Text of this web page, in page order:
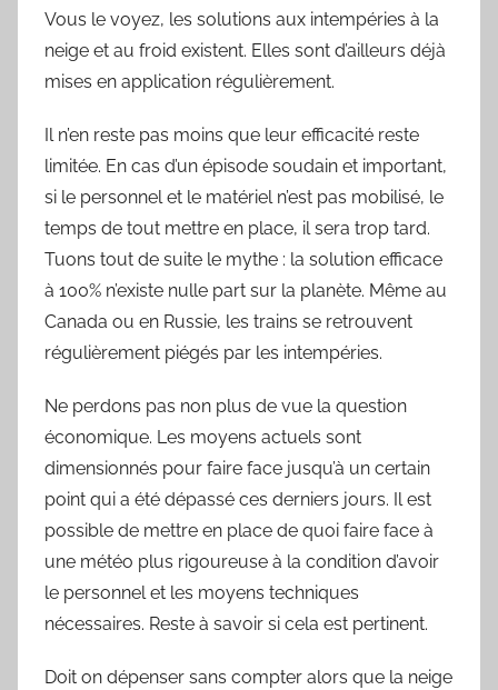
Vous le voyez, les solutions aux intempéries à la
neige et au froid existent. Elles sont d’ailleurs déjà
mises en application régulièrement.
Il n’en reste pas moins que leur efficacité reste
limitée. En cas d’un épisode soudain et important,
si le personnel et le matériel n’est pas mobilisé, le
temps de tout mettre en place, il sera trop tard.
Tuons tout de suite le mythe : la solution efficace
à 100% n’existe nulle part sur la planète. Même au
Canada ou en Russie, les trains se retrouvent
régulièrement piégés par les intempéries.
Ne perdons pas non plus de vue la question
économique. Les moyens actuels sont
dimensionnés pour faire face jusqu’à un certain
point qui a été dépassé ces derniers jours. Il est
possible de mettre en place de quoi faire face à
une météo plus rigoureuse à la condition d’avoir
le personnel et les moyens techniques
nécessaires. Reste à savoir si cela est pertinent.
Doit on dépenser sans compter alors que la neige